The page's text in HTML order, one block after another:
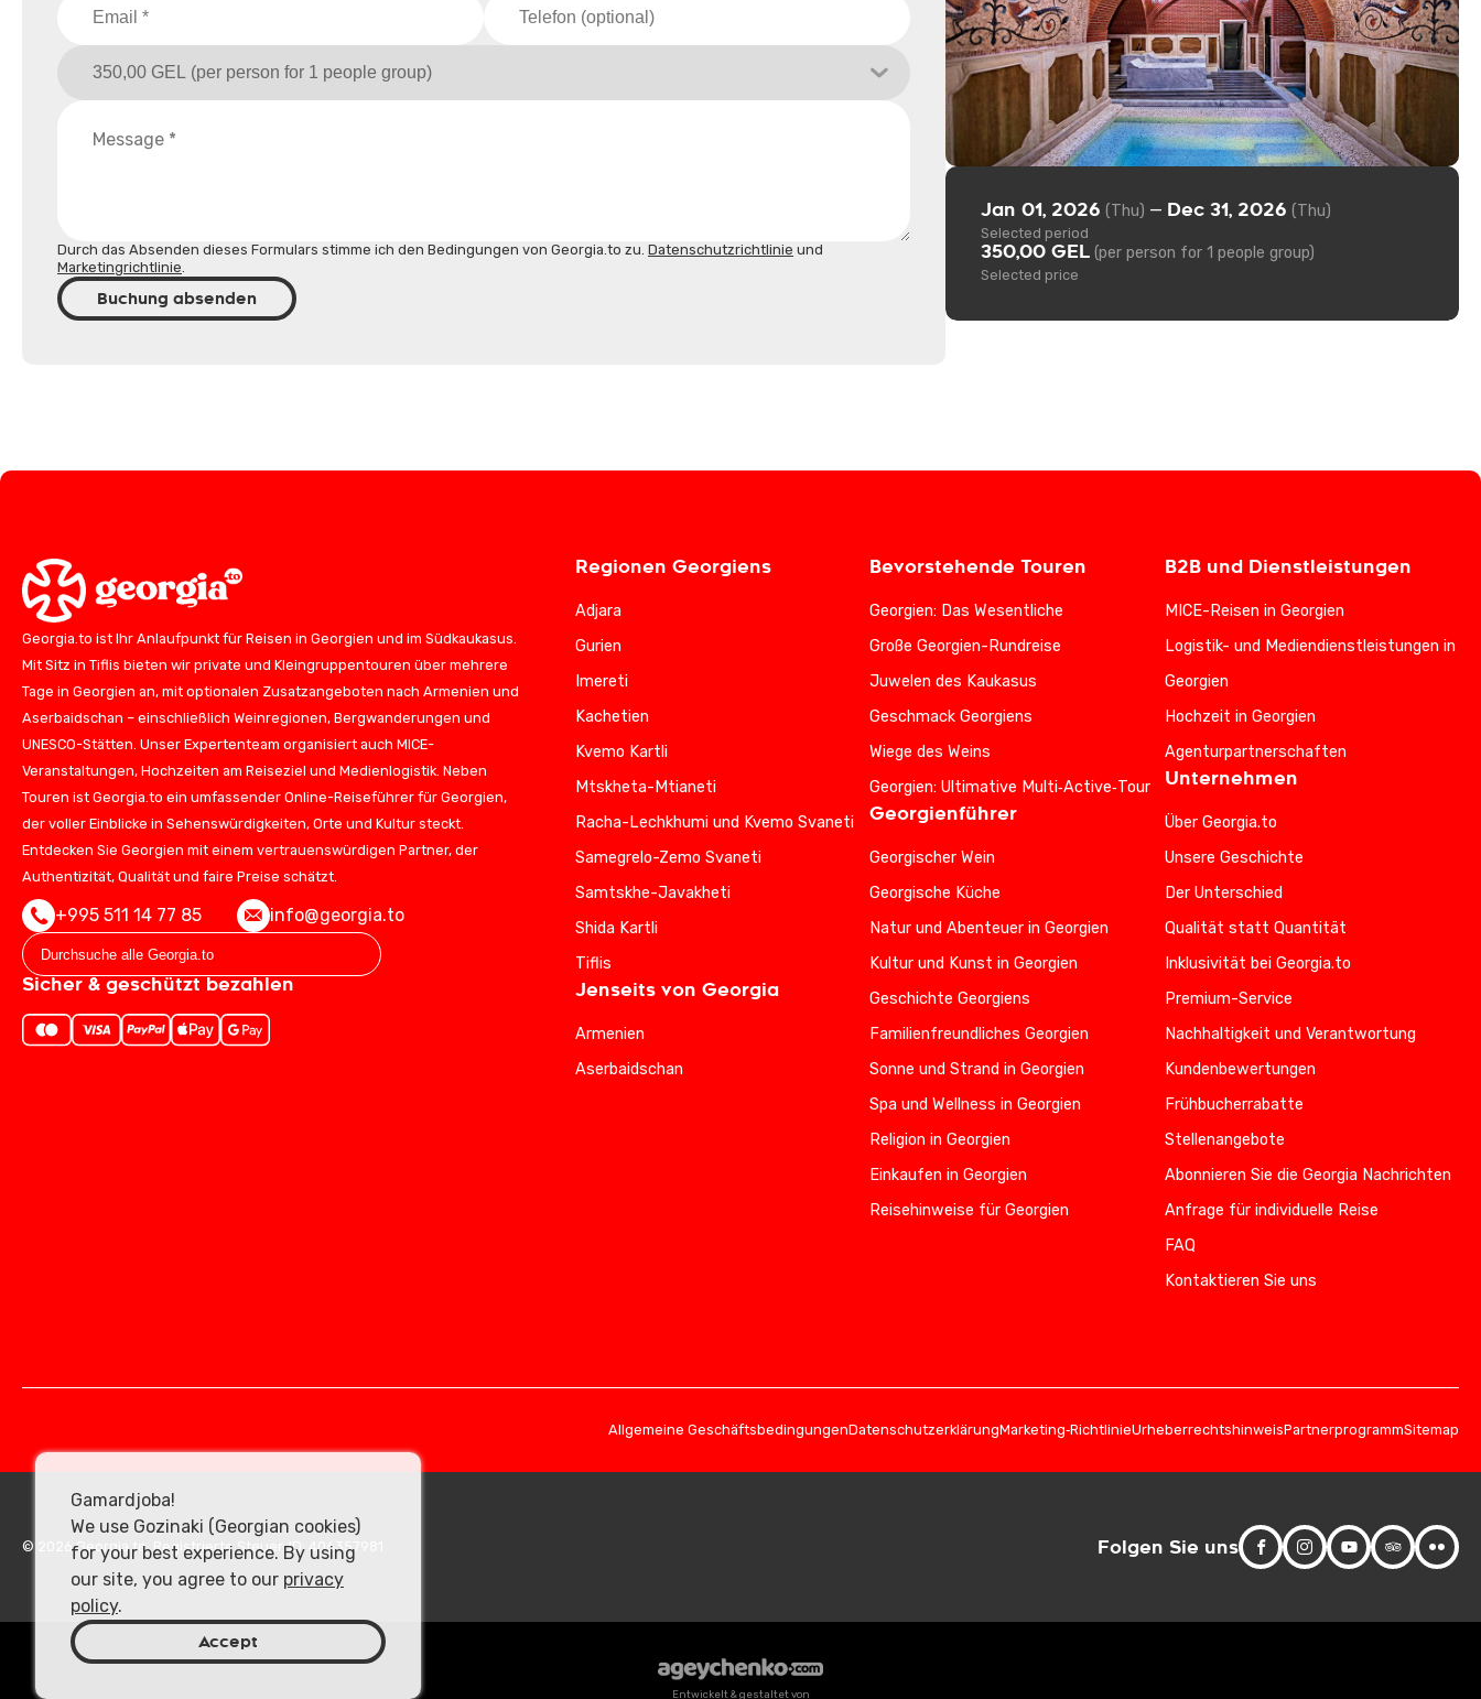
Durch das Absenden dieses Formulars stimme ich den Bedingungen von Georgia.to zu. Datenschutzrichtlinie und
Marketingrichtlinie.
Buchung absenden
Jan 01, 2026 (Thu) — Dec 31, 2026 (Thu)
Selected period
350,00 GEL (per person for 1 people group)
Selected price
Georgia.to ist Ihr Anlaufpunkt für Reisen in Georgien und im Südkaukasus.
Mit Sitz in Tiflis bieten wir private und Kleingruppentouren über mehrere
Tage in Georgien an, mit optionalen Zusatzangeboten nach Armenien und
Aserbaidschan – einschließlich Weinregionen, Bergwanderungen und
UNESCO-Stätten. Unser Expertenteam organisiert auch MICE-
Veranstaltungen, Hochzeiten am Reiseziel und Medienlogistik. Neben
Touren ist Georgia.to ein umfassender Online-Reiseführer für Georgien,
der voller Einblicke in Sehenswürdigkeiten, Orte und Kultur steckt.
Entdecken Sie Georgien mit einem vertrauenswürdigen Partner, der
Authentizität, Qualität und faire Preise schätzt.
+995 511 14 77 85 info@georgia.to
Sicher & geschützt bezahlen
Regionen Georgiens
Adjara
Gurien
Imereti
Kachetien
Kvemo Kartli
Mtskheta-Mtianeti
Racha-Lechkhumi und Kvemo Svaneti
Samegrelo-Zemo Svaneti
Samtskhe-Javakheti
Shida Kartli
Tiflis
Jenseits von Georgia
Armenien
Aserbaidschan
Bevorstehende Touren
Georgien: Das Wesentliche
Große Georgien-Rundreise
Juwelen des Kaukasus
Geschmack Georgiens
Wiege des Weins
Georgien: Ultimative Multi‑Active‑Tour
Georgienführer
Georgischer Wein
Georgische Küche
Natur und Abenteuer in Georgien
Kultur und Kunst in Georgien
Geschichte Georgiens
Familienfreundliches Georgien
Sonne und Strand in Georgien
Spa und Wellness in Georgien
Religion in Georgien
Einkaufen in Georgien
Reisehinweise für Georgien
B2B und Dienstleistungen
MICE-Reisen in Georgien
Logistik- und Mediendienstleistungen in
Georgien
Hochzeit in Georgien
Agenturpartnerschaften
Unternehmen
Über Georgia.to
Unsere Geschichte
Der Unterschied
Qualität statt Quantität
Inklusivität bei Georgia.to
Premium-Service
Nachhaltigkeit und Verantwortung
Kundenbewertungen
Frühbucherrabatte
Stellenangebote
Abonnieren Sie die Georgia Nachrichten
Anfrage für individuelle Reise
FAQ
Kontaktieren Sie uns
Allgemeine GeschäftsbedingungenDatenschutzerklärungMarketing‑RichtlinieUrheberrechtshinweisPartnerprogrammSitemap
© 2026 Georgia.to. Registrierte Steuer-ID: 406357981 Folgen Sie uns
Entwickelt & gestaltet von
Gamardjoba!
We use Gozinaki (Georgian cookies)
for your best experience. By using
our site, you agree to our privacy
policy.
Accept